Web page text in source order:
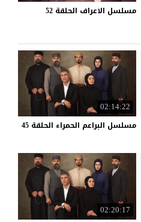
مسلسل الاعراف الحلقة 52
02:14:22
مسلسل البراعم الحمراء الحلقة 45
02:20:17